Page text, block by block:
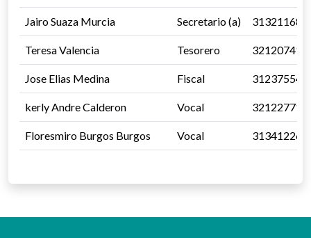
Jairo Suaza Murcia Secretario (a)
Teresa Valencia Tesorero
Jose Elias Medina Fiscal
kerly Andre Calderon Vocal
Floresmiro Burgos Burgos Vocal